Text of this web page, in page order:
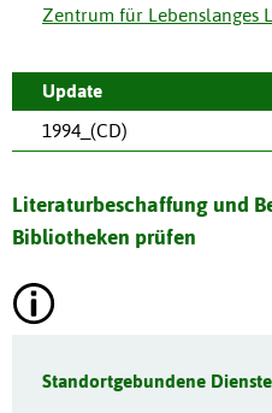
Zentrum für Lebenslanges
Update
1994_(CD)
Literaturbeschaffung und
Bibliotheken prüfen
Standortgebundene